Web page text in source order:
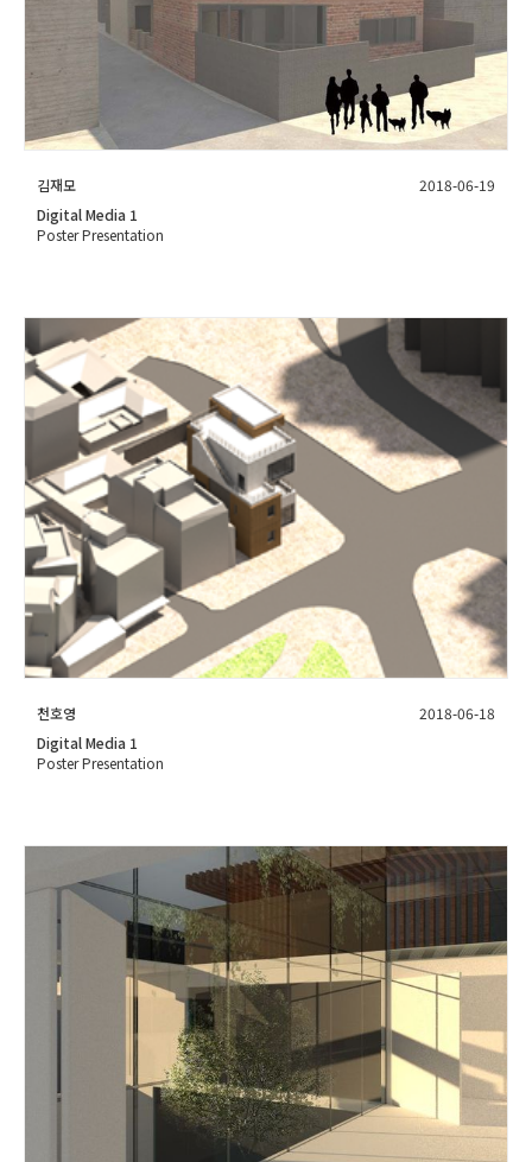
김재모
2018-06-19
Digital Media 1
Poster Presentation
천호영
2018-06-18
Digital Media 1
Poster Presentation